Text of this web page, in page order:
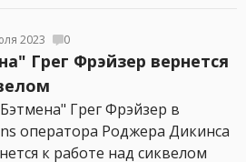
2023 0
Грег Фрэйзер вернется
Грег Фрэйзер в
оператора Роджера Дикинса
к работе над сиквелом